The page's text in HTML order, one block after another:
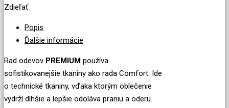
PREMIUM
Zdieľať
Popis
Ďalšie informácie
Rad odevov PREMIUM používa
sofistikovanejšie tkaniny ako rada Comfort. Ide
o technické tkaniny, vďaka ktorým oblečenie
vydrží dlhšie a lepšie odoláva praniu a oderu.